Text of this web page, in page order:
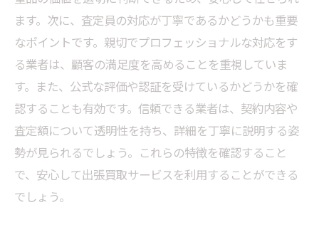
ます。次に、査定員の対応が丁寧であるかどうかも重要
なポイントです。親切でプロフェッショナルな対応をす
る業者は、顧客の満足度を高めることを重視していま
す。また、公式な評価や認証を受けているかどうかを確
認することも有効です。信頼できる業者は、契約内容や
査定額について透明性を持ち、詳細を丁寧に説明する姿
勢が見られるでしょう。これらの特徴を確認すること
で、安心して出張買取サービスを利用することができる
でしょう。